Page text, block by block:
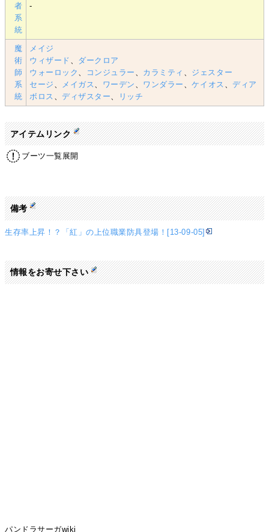
者
系
統
-
魔
術
師
系
統
メイジ
ウィザード
ダークロア
ウォーロック
コンジュラー カラミティ
ジェスター
セージ
メイガス ワーデン ワンダラー 、ケイオス 、ディア
ボロス
、ディザスター リッチ
アイテムリンク
ブーツ一覧展開
備考
生存率上昇！？「紅」の上位職業防具登場！[13-09-05]
情報をお寄せ下さい
パンドラサーガwiki